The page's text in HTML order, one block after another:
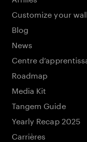
Customize your
Blog
News
Centre
Roadmap
Media Kit
Tangem Guide
Yearly Recap 2025
Carrières